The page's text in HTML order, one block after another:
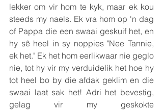
lekker om vir hom te kyk, maar ek kou
steeds my naels. Ek vra hom op 'n dag
of Pappa die een swaai geskuif het, en
hy sê heel in sy noppies "Nee Tannie,
ek het." Ek het hom eerlikwaar nie geglo
nie, tot hy vir my verduidelik het hoe hy
tot heel bo by die afdak geklim en die
swaai laat sak het! Adri het bevestig,
gelag vir my geskokte